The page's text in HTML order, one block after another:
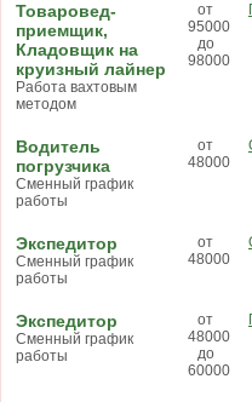
Товаровед-
приемщик,
Кладовщик на
круизный лайнер
Работа вахтовым
методом
от
95000
до
98000
Водитель
погрузчика
Сменный график
работы
от
48000
Экспедитор
Сменный график
работы
от
48000
Экспедитор
Сменный график
работы
от
48000
до
60000